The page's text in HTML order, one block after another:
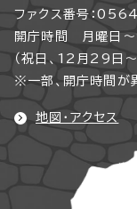
ファクス番号：
開庁時間 月曜日
（祝日、12月29日
※一部、開庁時間が
地図・アクセス